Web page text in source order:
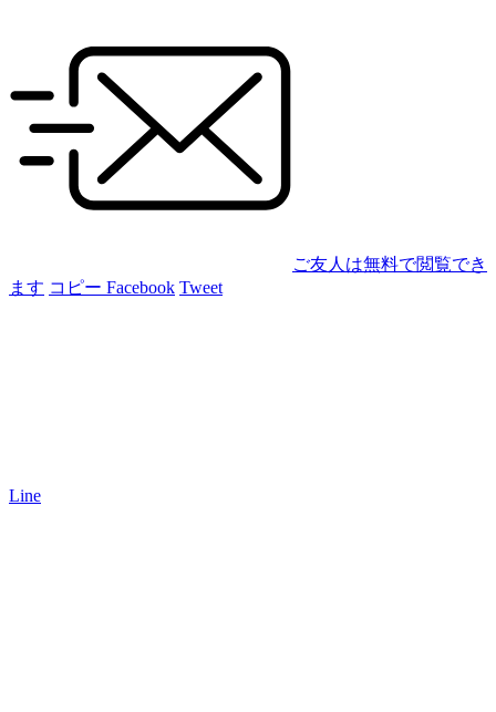
ご友人は無料で閲覧でき
ます コピー Facebook Tweet
Line